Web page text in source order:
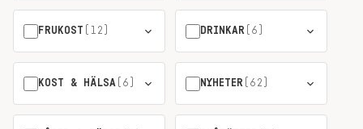
FRUKOST (12) DRINKAR (6)
KOST & HÄLSA (6) NYHETER (62)